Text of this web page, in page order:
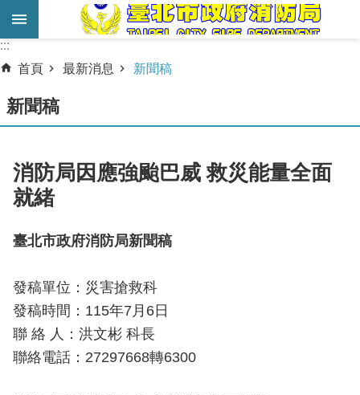
跳到主要內容區塊
進
搜
尋
業
務
服
關
簡
介
宣
:::
:::
首頁
最新消息 新聞稿
新聞稿
消防局因應強颱巴威 救災能量全面
就緒
臺北市政府消防局新聞稿
發稿單位：災害搶救科
發稿時間：115年7月6日
聯 絡 人：洪文彬 科長
聯絡電話：27297668轉6300